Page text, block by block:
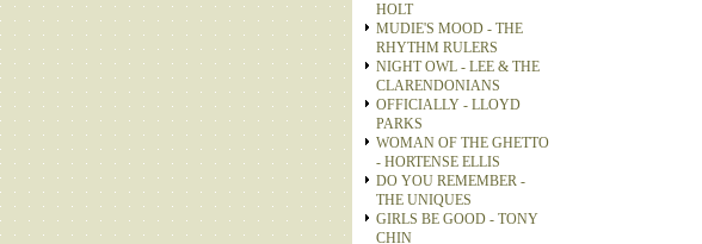
HOLT
MUDIE'S MOOD - THE
RHYTHM RULERS
NIGHT OWL - LEE & THE
CLARENDONIANS
OFFICIALLY - LLOYD
PARKS
WOMAN OF THE GHETTO
- HORTENSE ELLIS
DO YOU REMEMBER -
THE UNIQUES
GIRLS BE GOOD - TONY
CHIN